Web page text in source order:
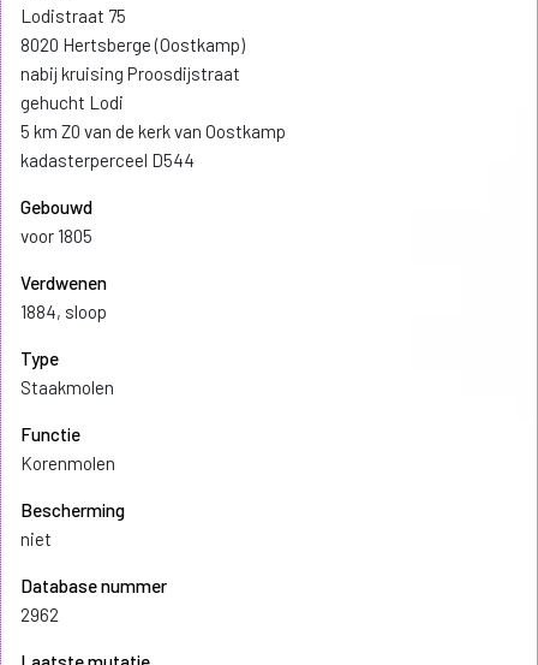
Lodistraat 75
8020 Hertsberge (Oostkamp)
nabij kruising Proosdijstraat
gehucht Lodi
5 km Z0 van de kerk van Oostkamp
kadasterperceel D544
Gebouwd
voor 1805
Verdwenen
1884, sloop
Type
Staakmolen
Functie
Korenmolen
Bescherming
niet
Database nummer
2962